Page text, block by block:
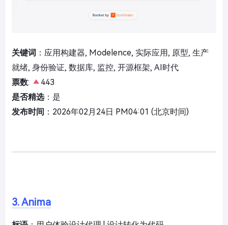
关键词 ：应用构建器, Modelence, 实际应用, 原型, 生产
就绪, 身份验证, 数据库, 监控, 开源框架, AI时代
票数:
443
是否精选：是
发布时间 ：2026年02月24日 PM04:01 (北京时间)
3. Anima